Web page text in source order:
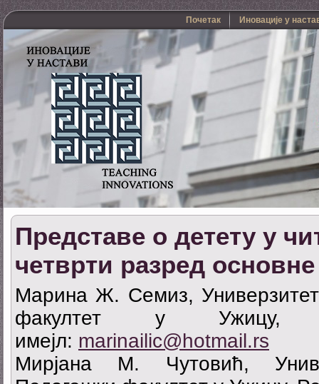
Почетак Иновације у
Представе о детету у
четврти разред
Маринa Ж. Семиз, Универзитет
факултет у Ужицу,
имејл: marinailic@hotmail.rs
Мирјана М. Чутовић,